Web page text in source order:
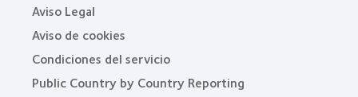
Aviso Legal
Aviso de cookies
Condiciones del servicio
Public Country by Country Reporting